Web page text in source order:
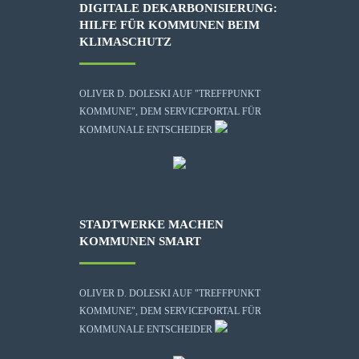
DIGITALE DEKARBONISIERUNG:
HILFE FÜR KOMMUNEN BEIM
KLIMASCHUTZ
OLIVER D. DOLESKI AUF "TREFFPUNKT
KOMMUNE", DEM SERVICEPORTAL FÜR
KOMMUNALE ENTSCHEIDER
STADTWERKE MACHEN
KOMMUNEN SMART
OLIVER D. DOLESKI AUF "TREFFPUNKT
KOMMUNE", DEM SERVICEPORTAL FÜR
KOMMUNALE ENTSCHEIDER